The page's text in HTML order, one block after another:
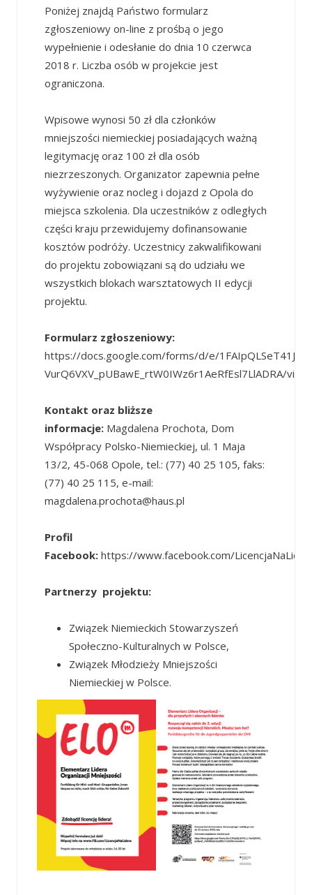
Poniżej znajdą Państwo formularz
zgłoszeniowy on-line z prośbą o jego
wypełnienie i odesłanie do dnia 10 czerwca
2018 r. Liczba osób w projekcie jest
ograniczona.
Wpisowe wynosi 50 zł dla członków
mniejszości niemieckiej posiadających ważną
legitymację oraz 100 zł dla osób
niezrzeszonych. Organizator zapewnia pełne
wyżywienie oraz nocleg i dojazd z Opola do
miejsca szkolenia. Dla uczestników z odległych
części kraju przewidujemy dofinansowanie
kosztów podróży. Uczestnicy zakwalifikowani
do projektu zobowiązani są do udziału we
wszystkich blokach warsztatowych II edycji
projektu.
Formularz zgłoszeniowy:
https://docs.google.com/forms/d/e/1FAIpQLSeT41J_l-
VurQ6VXV_pUBawE_rtW0IWz6r1AeRfEsl7LlADRA/
Kontakt oraz bliższe
informacje: Magdalena Prochota, Dom
Współpracy Polsko-Niemieckiej, ul. 1 Maja
13/2, 45-068 Opole, tel.: (77) 40 25 105, faks:
(77) 40 25 115, e-mail:
magdalena.prochota@haus.pl
Profil
Facebook:https://www.facebook.com/
Partnerzy projektu:
Związek Niemieckich Stowarzyszeń
Społeczno-Kulturalnych w Polsce,
Związek Młodzieży Mniejszości
Niemieckiej w Polsce.